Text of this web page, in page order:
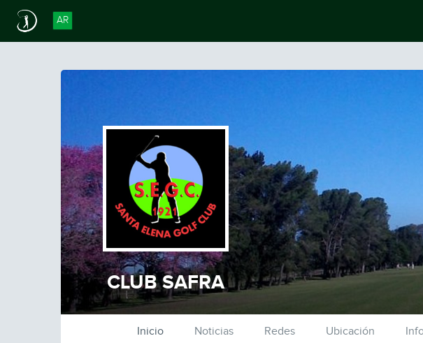
AR
CLUB SAFRA
Inicio Noticias Redes Ubicación